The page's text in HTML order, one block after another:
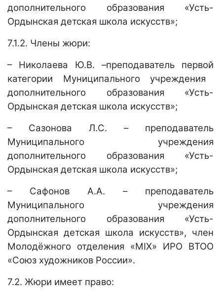
дополнительного образования «Усть-
Ордынская детская школа искусств»;
7.1.2. Члены жюри:
– Николаева Ю.В. –преподаватель первой
категории Муниципального учреждения
дополнительного образования «Усть-
Ордынская детская школа искусств»;
–Сазонова Л.С. – преподаватель
Муниципального учреждения
дополнительного образования «Усть-
Ордынская детская школа искусств»;
– Сафонов А.А. – преподаватель
Муниципального учреждения
дополнительного образования «Усть-
Ордынская детская школа искусств», член
Молодёжного отделения «MIX» ИРО ВТОО
«Союз художников России».
7.2. Жюри имеет право: